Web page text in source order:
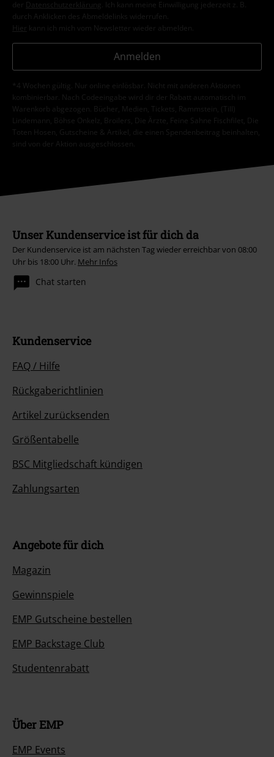
der Datenschutzerklärung
. Ich kann meine Einwilligung jederzeit z. B.
durch Anklicken des Abmeldelinks widerrufen.
Hier kann ich mich vom Newsletter wieder abmelden.
Anmelden
*4 Wochen gültig. Nur online einlösbar. Nicht mit anderen Aktionen
kombinierbar. Nach Codeeingabe wird dir der Rabatt automatisch im
Warenkorb abgezogen. Bücher, Medien, Tickets, Rammstein, (Till)
Lindemann, Böhse Onkelz, Broilers, Die Ärzte, Feine Sahne Fischfilet, Die
Toten Hosen, Gutscheine & Artikel, die einen Spendenbeitrag beinhalten,
sind von der Aktion ausgeschlossen.
Unser Kundenservice ist für dich da
Der Kundenservice ist am nächsten Tag wieder erreichbar von 08:00
Uhr bis 18:00 Uhr. Mehr Infos
Chat starten
Kundenservice
FAQ / Hilfe
Rückgaberichtlinien
Artikel zurücksenden
Größentabelle
BSC Mitgliedschaft kündigen
Zahlungsarten
Angebote für dich
Magazin
Gewinnspiele
EMP Gutscheine bestellen
EMP Backstage Club
Studentenrabatt
Über EMP
EMP Events